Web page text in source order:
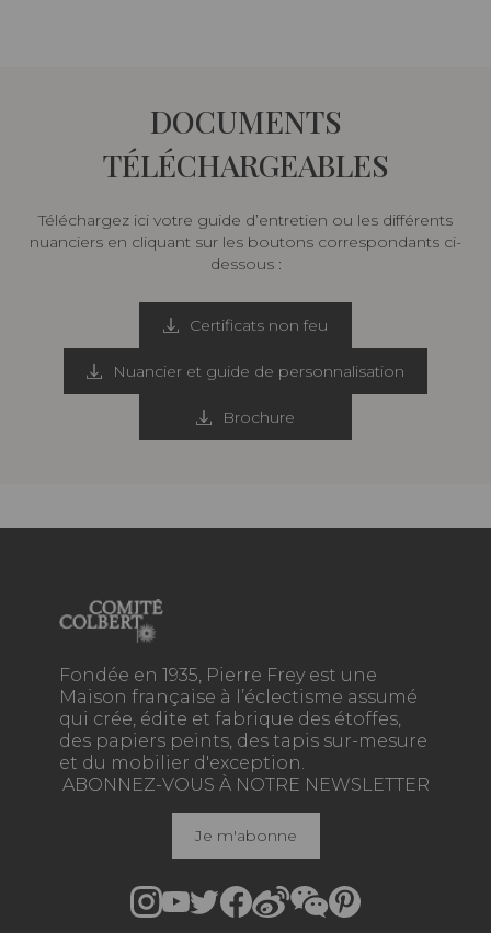
DOCUMENTS
TÉLÉCHARGEABLES
Téléchargez ici votre guide d’entretien ou les différents
nuanciers en cliquant sur les boutons correspondants ci-
dessous :
Certificats non feu
Nuancier et guide de personnalisation
Brochure
Fondée en 1935, Pierre Frey est une
Maison française à l’éclectisme assumé
qui crée, édite et fabrique des étoffes,
des papiers peints, des tapis sur-mesure
et du mobilier d'exception.
ABONNEZ-VOUS À NOTRE NEWSLETTER
Je m'abonne